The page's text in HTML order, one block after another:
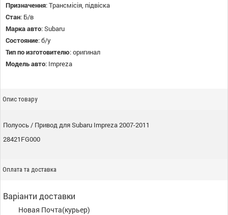
Призначення:Трансмісія, підвіска
Стан: Б/в
Марка авто:Subaru
Состояние:б/у
Тип по изготовителю:оригинал
Модель авто: Impreza
Опис товару
Полуось / Привод для Subaru Impreza 2007-2011
28421FG000
Оплата та доставка
Варіанти доставки
Новая Почта(курьер)